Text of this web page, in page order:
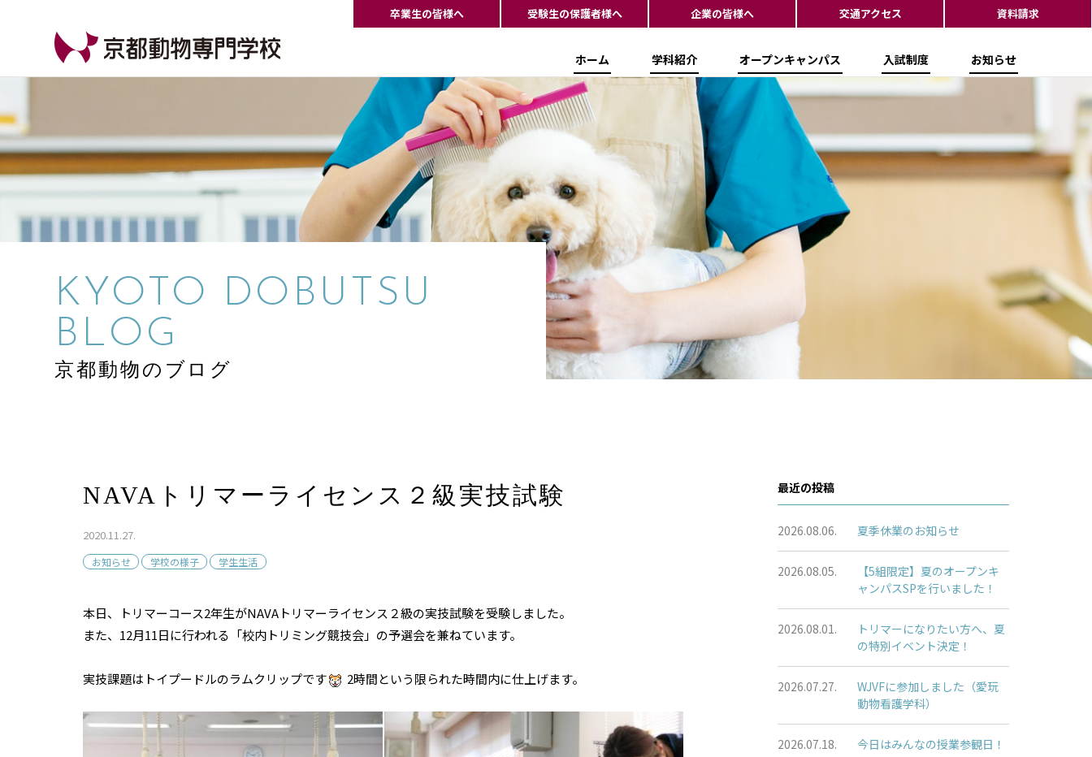
ホーム 学科紹介 オープンキャンパス 入試制度 お知らせ
卒業生の皆様へ 受験生の保護者様へ 企業の皆様へ 交通アクセス 資料請求
KYOTO DOBUTSU
BLOG
京都動物のブログ
NAVAトリマーライセンス２級実技試験
2020.11.27.
お知らせ 学校の様子 学生生活
本日、トリマーコース2年生がNAVAトリマーライセンス２級の実技試験を受験しました。
また、12月11日に行われる「校内トリミング競技会」の予選会を兼ねています。
実技課題はトイプードルのラムクリップです 2時間という限られた時間内に仕上げます。
最近の投稿
2026.08.06. 夏季休業のお知らせ
2026.08.05.
【5組限定】夏のオープンキ
ャンパスSPを行いました！
2026.08.01.
トリマーになりたい方へ、夏
の特別イベント決定！
2026.07.27.
WJVFに参加しました（愛玩
動物看護学科）
2026.07.18. 今日はみんなの授業参観日！